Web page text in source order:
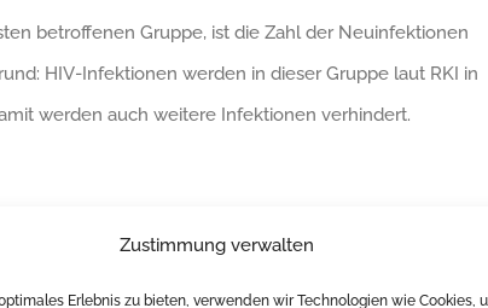
Zustimmung verwalten
Erlebnis zu bieten, verwenden wir Technologien wie Cookies,
betroffenen Gruppe, ist die Zahl der Neuinfektionen
HIV-Infektionen werden in dieser Gruppe laut RKI in
werden auch weitere Infektionen verhindert.
HIV-Infektionen bei Menschen, die intravenös
Hepatitis C müssen daher fortgesetzt und ausgebaut